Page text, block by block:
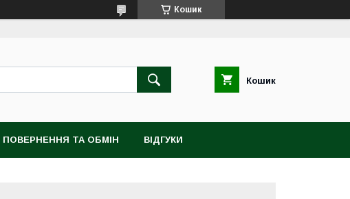
Кошик
Кошик
ПОВЕРНЕННЯ ТА ОБМІН ВІДГУКИ